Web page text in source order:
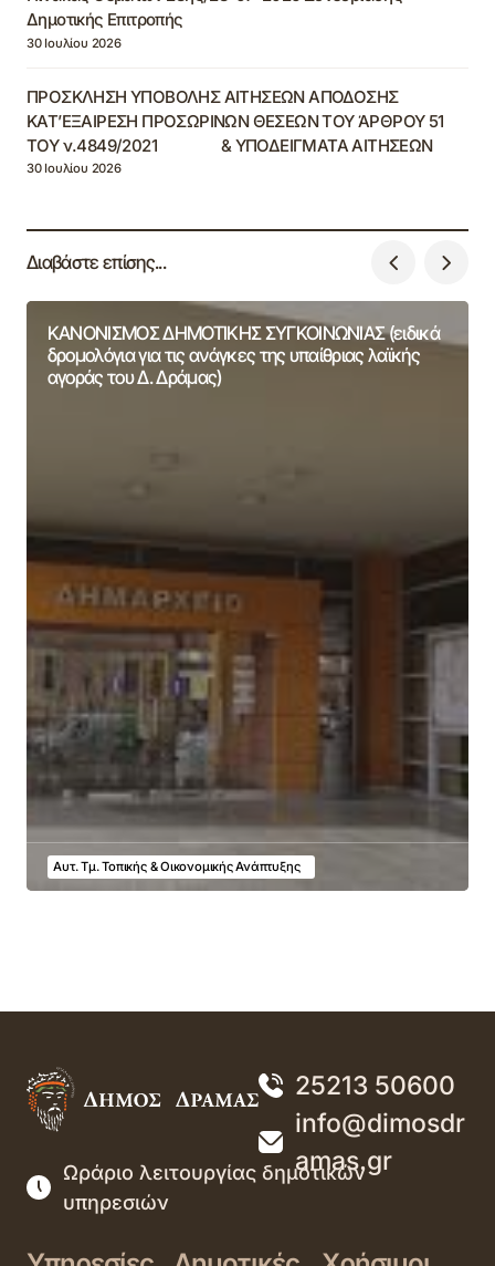
Δημοτικής Επιτροπής
30 Ιουλίου 2026
ΠΡΟΣΚΛΗΣΗ ΥΠΟΒΟΛΗΣ ΑΙΤΗΣΕΩΝ ΑΠΟΔΟΣΗΣ
ΚΑΤ’ΕΞΑΙΡΕΣΗ ΠΡΟΣΩΡΙΝΩΝ ΘΕΣΕΩΝ ΤΟΥ ΆΡΘΡΟΥ 51
ΤΟΥ ν.4849/2021 & ΥΠΟΔΕΙΓΜΑΤΑ ΑΙΤΗΣΕΩΝ
30 Ιουλίου 2026
Διαβάστε επίσης...
ΚΑΝΟΝΙΣΜΟΣ ΔΗΜΟΤΙΚΗΣ ΣΥΓΚΟΙΝΩΝΙΑΣ (ειδικά
δρομολόγια για τις ανάγκες της υπαίθριας λαϊκής
αγοράς του Δ. Δράμας)
Αυτ. Τμ. Τοπικής & Οικονομικής Ανάπτυξης
25213 50600
info@dimosdr
amas.gr
Ωράριο λειτουργίας δημοτικών
υπηρεσιών